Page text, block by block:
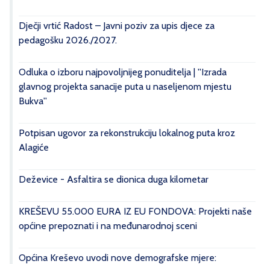
Dječji vrtić Radost – Javni poziv za upis djece za
pedagošku 2026./2027.
Odluka o izboru najpovoljnijeg ponuditelja | ''Izrada
glavnog projekta sanacije puta u naseljenom mjestu
Bukva''
Potpisan ugovor za rekonstrukciju lokalnog puta kroz
Alagiće
Deževice - Asfaltira se dionica duga kilometar
KREŠEVU 55.000 EURA IZ EU FONDOVA: Projekti naše
općine prepoznati i na međunarodnoj sceni
Općina Kreševo uvodi nove demografske mjere: